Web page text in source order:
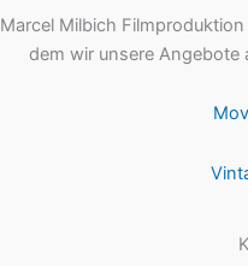
Marcel Milbich
dem wir unsere Angebote